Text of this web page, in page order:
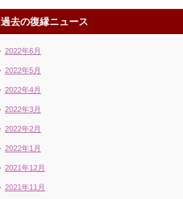
過去の復縁ニュース
2022年6月
2022年5月
2022年4月
2022年3月
2022年2月
2022年1月
2021年12月
2021年11月